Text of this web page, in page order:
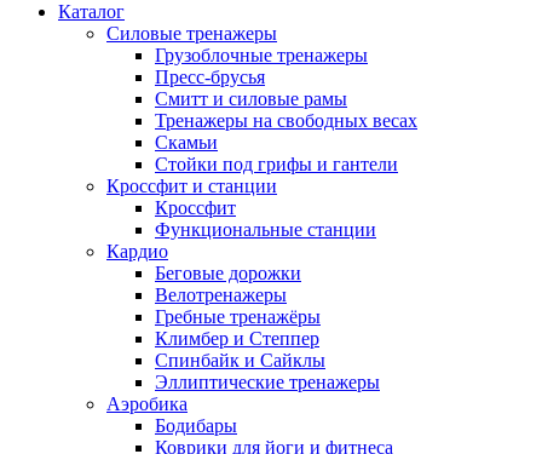
Каталог
Силовые тренажеры
Грузоблочные тренажеры
Пресс-брусья
Смитт и силовые рамы
Тренажеры на свободных весах
Скамьи
Стойки под грифы и гантели
Кроссфит и станции
Кроссфит
Функциональные станции
Кардио
Беговые дорожки
Велотренажеры
Гребные тренажёры
Климбер и Степпер
Спинбайк и Сайклы
Эллиптические тренажеры
Аэробика
Бодибары
Коврики для йоги и фитнеса